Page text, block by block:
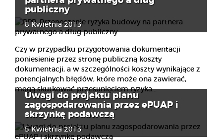
publiczny
8 Kwietnia 2013
Czy w przypadku przygotowania dokumentacji
poniesienie przez stronę publiczną koszty
dokumentacji, a w szczególności koszty wynikające z
potencjalnych błędów, które może ona zawierać,
mogą skutkować przesunięciem ryzyka...
Uwagi do projektu planu
zagospodarowania przez ePUAP i
skrzynkę podawczą
5 Kwietnia 2013